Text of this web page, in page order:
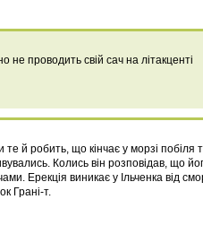
не проводить свій сач на літакценті
те й робить, що кінчає у морзі побіля
Колись він розповідав, що
Ерекція виникає у Ільченка від
Грані-т.